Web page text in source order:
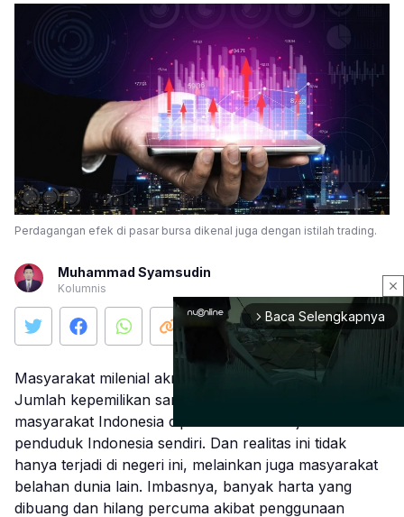
Perdagangan efek di pasar bursa dikenal juga dengan istilah trading.
Muhammad Syamsudin
Kolumnis
Masyarakat milenial akrab dengan dunia gadget
Jumlah kepemilikan sarana telekomunikasi oleh
masyarakat Indonesia diprediksi melebihi jumlah
penduduk Indonesia sendiri. Dan realitas ini tidak
hanya terjadi di negeri ini, melainkan juga masyarakat
belahan dunia lain. Imbasnya, banyak harta yang
dibuang dan hilang percuma akibat penggunaan
close
arrow_forward_ios Baca Selengkapnya